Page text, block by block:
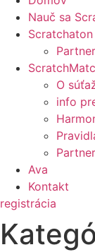
Nauč sa
Scratchaton
O
info
Ava
Kontakt
registrácia